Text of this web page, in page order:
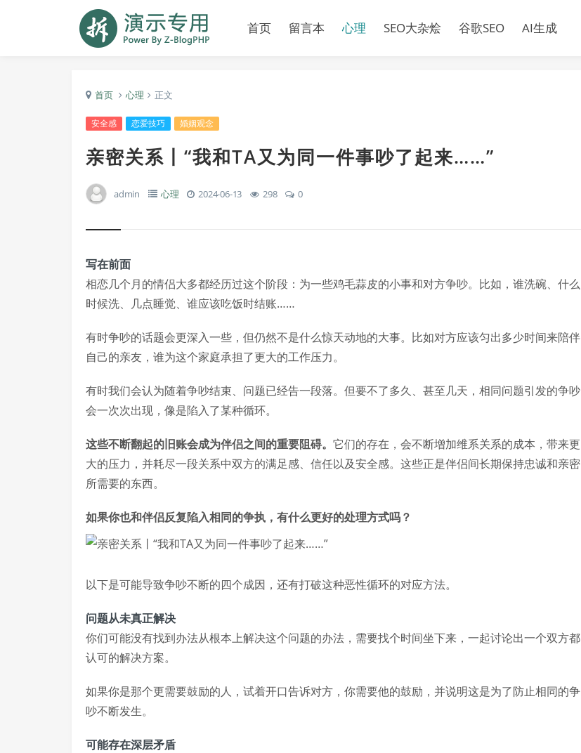
首页 留言本 心理 SEO大杂烩 谷歌SEO AI生成
首页 心理 正文
安全感 恋爱技巧 婚姻观念
亲密关系丨“我和TA又为同一件事吵了起来……”
admin 心理 2024-06-13 298 0
写在前面
相恋几个月的情侣大多都经历过这个阶段：为一些鸡毛蒜皮的小事和对方争吵。比如，谁洗碗、什么
时候洗、几点睡觉、谁应该吃饭时结账……
有时争吵的话题会更深入一些，但仍然不是什么惊天动地的大事。比如对方应该匀出多少时间来陪伴
自己的亲友，谁为这个家庭承担了更大的工作压力。
有时我们会认为随着争吵结束、问题已经告一段落。但要不了多久、甚至几天，相同问题引发的争吵
会一次次出现，像是陷入了某种循环。
这些不断翻起的旧账会成为伴侣之间的重要阻碍。 它们的存在，会不断增加维系关系的成本，带来更
大的压力，并耗尽一段关系中双方的满足感、信任以及安全感。这些正是伴侣间长期保持忠诚和亲密
所需要的东西。
如果你也和伴侣反复陷入相同的争执，有什么更好的处理方式吗？
以下是可能导致争吵不断的四个成因，还有打破这种恶性循环的对应方法。
问题从未真正解决
你们可能没有找到办法从根本上解决这个问题的办法，需要找个时间坐下来，一起讨论出一个双方都
认可的解决方案。
如果你是那个更需要鼓励的人，试着开口告诉对方，你需要他的鼓励，并说明这是为了防止相同的争
吵不断发生。
可能存在深层矛盾